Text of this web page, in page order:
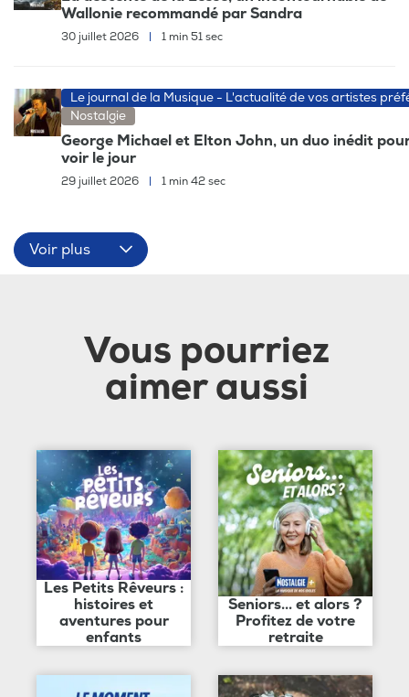
Wallonie recommandé par Sandra
30 juillet 2026 1 min 51 sec
Le journal de la Musique - L'actualité de vos artistes
Nostalgie
George Michael et Elton John, un duo inédit
voir le jour
29 juillet 2026 | 1 min 42 sec
Voir plus
Vous pourriez
aimer aussi
Les Petits Rêveurs :
histoires et
aventures pour
enfants
Seniors... et alors ?
Profitez de votre
retraite